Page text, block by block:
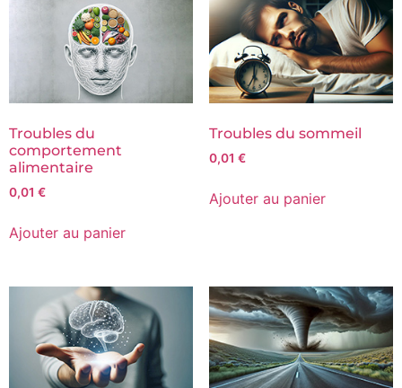
Troubles du
comportement
alimentaire
0,01 €
Ajouter au panier
Troubles du sommeil
0,01 €
Ajouter au panier